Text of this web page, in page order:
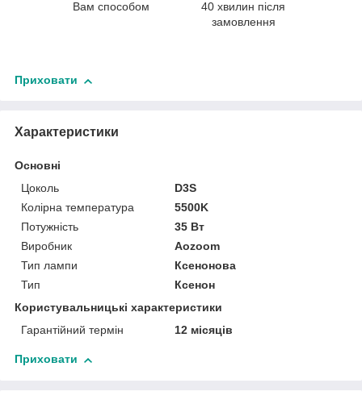
Вам способом
40 хвилин після
замовлення
Приховати
Характеристики
Основні
Цоколь
D3S
Колірна температура
5500K
Потужність
35 Вт
Виробник
Aozoom
Тип лампи
Ксенонова
Тип
Ксенон
Користувальницькі характеристики
Гарантійний термін
12 місяців
Приховати